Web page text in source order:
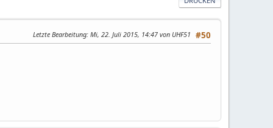
#50
Letzte Bearbeitung: Mi, 22. Juli 2015, 14:47 von UHF51